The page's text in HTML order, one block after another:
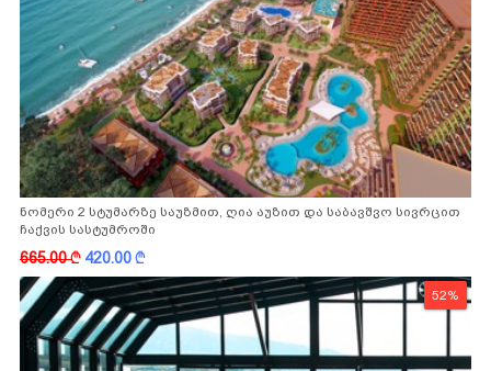
ნომერი 2 სტუმარზე საუზმით, ღია აუზით და საბავშვო სივრცით
ჩაქვის სასტუმროში
665.00k 420.00k
52%